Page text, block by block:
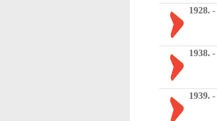
1928. -
1938. -
1939. -